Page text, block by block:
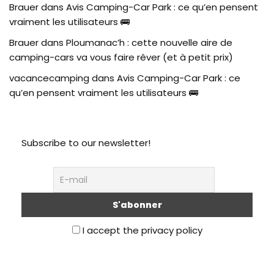
Brauerdans Avis Camping-Car Park : ce qu’en pensent
vraiment les utilisateurs 🚌
Brauerdans Ploumanac’h : cette nouvelle aire de
camping-cars va vous faire rêver (et à petit prix)
vacancecamping dans Avis Camping-Car Park : ce
qu’en pensent vraiment les utilisateurs 🚌
Subscribe to our newsletter!
I accept the privacy policy